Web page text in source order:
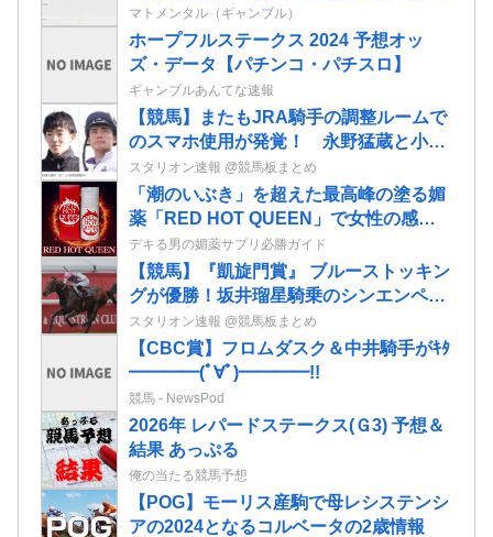
ーカーも安泰だな…
マトメンタル（ギャンブル）
ホープフルステークス 2024 予想オッ
ズ・データ【パチンコ・パチスロ】
ギャンブルあんてな速報
【競馬】またもJRA騎手の調整ルームで
のスマホ使用が発覚！ 永野猛蔵と小林
勝太が8日から騎乗停止に
スタリオン速報 @競馬板まとめ
「潮のいぶき」を超えた最高峰の塗る媚
薬「RED HOT QUEEN」で女性の感度
を最大限に引き出せ！
デキる男の媚薬サプリ必勝ガイド
【競馬】『凱旋門賞』 ブルーストッキン
グが優勝！坂井瑠星騎乗のシンエンペラ
ー、武豊騎乗のアルリファーは着外に沈
む…
スタリオン速報 @競馬板まとめ
【CBC賞】フロムダスク＆中井騎手がｷﾀ
━━━━(ﾟ∀ﾟ)━━━━!!
競馬 - NewsPod
2026年 レパードステークス(Ｇ3) 予想＆
結果 あっぷる
俺の当たる競馬予想
【POG】モーリス産駒で母レシステンシ
アの2024となるコルベータの2歳情報